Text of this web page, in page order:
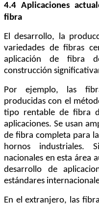
4.4 Aplicaciones
fibra
El desarrollo, la
variedades de fibras
aplicación de fibra
construcción
Por ejemplo, las
producidas con el
tipo rentable de fibra
aplicaciones. Se usan
de fibra completa para
hornos industriales.
nacionales en esta área
desarrollo de
estándares
En el extranjero, las